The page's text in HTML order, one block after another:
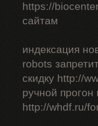
https://
сайтам
индексация
robots
скидку http://
ручной
http://whdf.ru/